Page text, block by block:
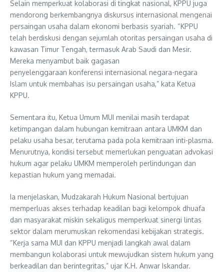
Selain memperkuat kolaborasi di tingkat nasional, KPPU juga
mendorong berkembangnya diskursus internasional mengenai
persaingan usaha dalam ekonomi berbasis syariah. “KPPU
telah berdiskusi dengan sejumlah otoritas persaingan usaha di
kawasan Timur Tengah, termasuk Arab Saudi dan Mesir.
Mereka menyambut baik gagasan
penyelenggaraan konferensi internasional negara-negara
Islam untuk membahas isu persaingan usaha,” kata Ketua
KPPU.
Sementara itu, Ketua Umum MUI menilai masih terdapat
ketimpangan dalam hubungan kemitraan antara UMKM dan
pelaku usaha besar, terutama pada pola kemitraan inti-plasma.
Menurutnya, kondisi tersebut memerlukan penguatan advokasi
hukum agar pelaku UMKM memperoleh perlindungan dan
kepastian hukum yang memadai.
Ia menjelaskan, Mudzakarah Hukum Nasional bertujuan
memperluas akses terhadap keadilan bagi kelompok dhuafa
dan masyarakat miskin sekaligus memperkuat sinergi lintas
sektor dalam merumuskan rekomendasi kebijakan strategis.
“Kerja sama MUI dan KPPU menjadi langkah awal dalam
membangun kolaborasi untuk mewujudkan sistem hukum yang
berkeadilan dan berintegritas,” ujar K.H. Anwar Iskandar.